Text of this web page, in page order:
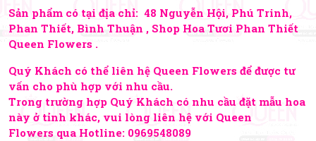
Sản phẩm có tại địa chỉ: 48 Nguyễn Hội, Phú Trinh,
Phan Thiết, Bình Thuận , Shop Hoa Tươi Phan Thiết
Queen Flowers .
Quý Khách có thể liên hệ Queen Flowers để được tư
vấn cho phù hợp với nhu cầu.
Trong trường hợp Quý Khách có nhu cầu đặt mẫu hoa
này ở tỉnh khác, vui lòng liên hệ với Queen
Flowers qua Hotline: 0969548089